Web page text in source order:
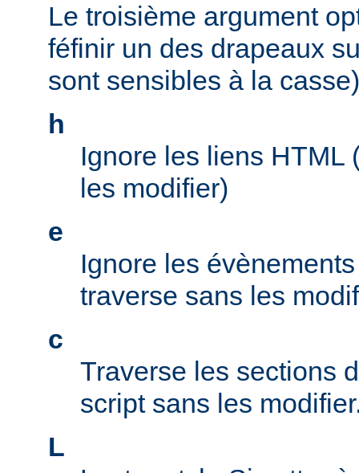
Le troisième argument
féfinir un des drapeaux
sont sensibles à la
h
Ignore les liens HTML
les modifier)
e
Ignore les
traverse sans les
c
Traverse les sections
script sans les
L